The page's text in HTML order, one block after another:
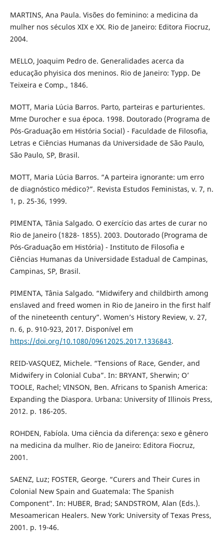
MARTINS, Ana Paula. Visões do feminino: a medicina da
mulher nos séculos XIX e XX. Rio de Janeiro: Editora Fiocruz,
2004.
MELLO, Joaquim Pedro de. Generalidades acerca da
educação phyisica dos meninos. Rio de Janeiro: Typp. De
Teixeira e Comp., 1846.
MOTT, Maria Lúcia Barros. Parto, parteiras e parturientes.
Mme Durocher e sua época. 1998. Doutorado (Programa de
Pós-Graduação em História Social) - Faculdade de Filosofia,
Letras e Ciências Humanas da Universidade de São Paulo,
São Paulo, SP, Brasil.
MOTT, Maria Lúcia Barros. “A parteira ignorante: um erro
de diagnóstico médico?”. Revista Estudos Feministas, v. 7, n.
1, p. 25-36, 1999.
PIMENTA, Tânia Salgado. O exercício das artes de curar no
Rio de Janeiro (1828- 1855). 2003. Doutorado (Programa de
Pós-Graduação em História) - Instituto de Filosofia e
Ciências Humanas da Universidade Estadual de Campinas,
Campinas, SP, Brasil.
PIMENTA, Tânia Salgado. “Midwifery and childbirth among
enslaved and freed women in Rio de Janeiro in the first half
of the nineteenth century”. Women’s History Review, v. 27,
n. 6, p. 910-923, 2017. Disponível em
https://doi.org/10.1080/09612025.2017.1336843.
REID-VASQUEZ, Michele. “Tensions of Race, Gender, and
Midwifery in Colonial Cuba”. In: BRYANT, Sherwin; O’
TOOLE, Rachel; VINSON, Ben. Africans to Spanish America:
Expanding the Diaspora. Urbana: University of Illinois Press,
2012. p. 186-205.
ROHDEN, Fabíola. Uma ciência da diferença: sexo e gênero
na medicina da mulher. Rio de Janeiro: Editora Fiocruz,
2001.
SAENZ, Luz; FOSTER, George. “Curers and Their Cures in
Colonial New Spain and Guatemala: The Spanish
Component”. In: HUBER, Brad; SANDSTROM, Alan (Eds.).
Mesoamerican Healers. New York: University of Texas Press,
2001. p. 19-46.